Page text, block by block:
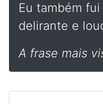
⁠Eu também
delirante e
A frase mais